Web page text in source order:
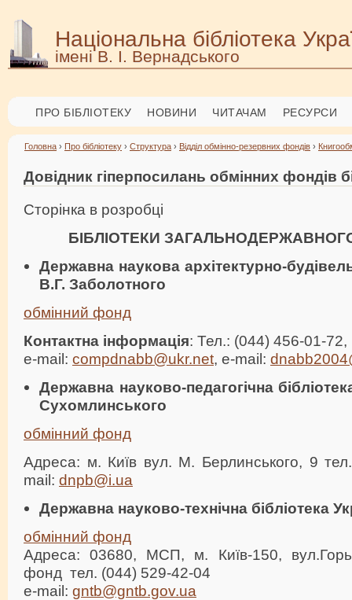
Національна бібліотека
імені В. І. Вернадського
ПРО БІБЛІОТЕКУ НОВИНИ ЧИТАЧАМ РЕСУРСИ
Головна › Про бібліотеку › Структура › Відділ обмінно-резервних фондів ›
Довідник гіперпосилань обмінних фондів
Сторінка в розробці
БІБЛІОТЕКИ
Державна наукова архітектурно-
В.Г. Заболотного
обмінний фонд
Контактна інформація: Тел.: (044) 456-01-72,
e-mail: compdnabb@ukr.net, e-mail:
Державна науково-педагогічна
Сухомлинського
обмінний фонд
Адреса: м. Київ вул. М. Берлинського, 9
mail: dnpb@i.ua
Державна науково-технічна бібліотека
обмінний фонд
Адреса: 03680, МСП, м. Київ-150,
фонд тел. (044) 529-42-04
e-mail: gntb@gntb.gov.ua